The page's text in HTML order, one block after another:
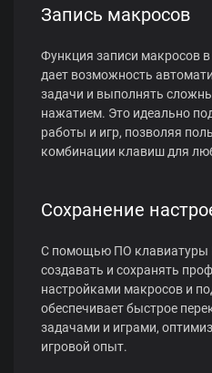
Запись макросов
Функция записи макросов
дает возможность
задачи и выполнять
нажатием. Это идеально
работы и игр, позволяя
комбинации клавиш для
Сохранение
С помощью ПО клавиатуры
создавать и сохранять
настройками макросов и
обеспечивает быстрое
задачами и играми,
игровой опыт.